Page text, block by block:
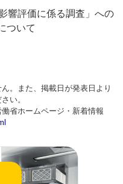
響評価に係る調査」への
ついて
。また、掲載日が発表日より
い。
働省ホームページ・新着情報